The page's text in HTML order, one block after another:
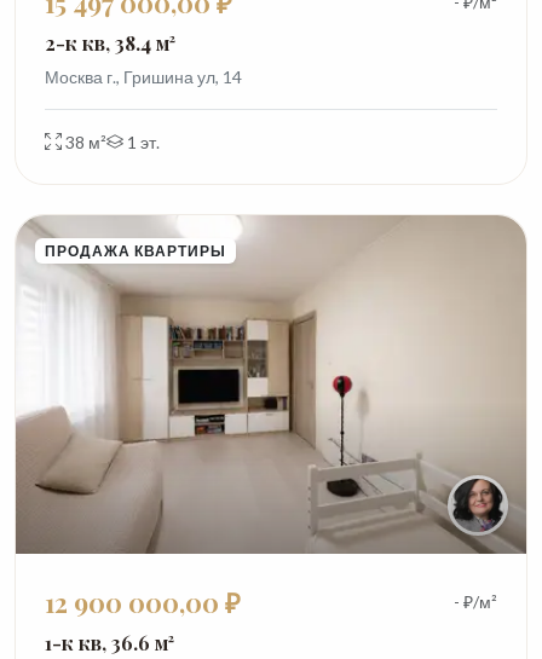
2-к кв, 38.4 м²
Москва г., Гришина ул, 14
38 м² 1 эт.
ПРОДАЖА КВАРТИРЫ
12 900 000,00 ₽ - ₽/м²
1-к кв, 36.6 м²